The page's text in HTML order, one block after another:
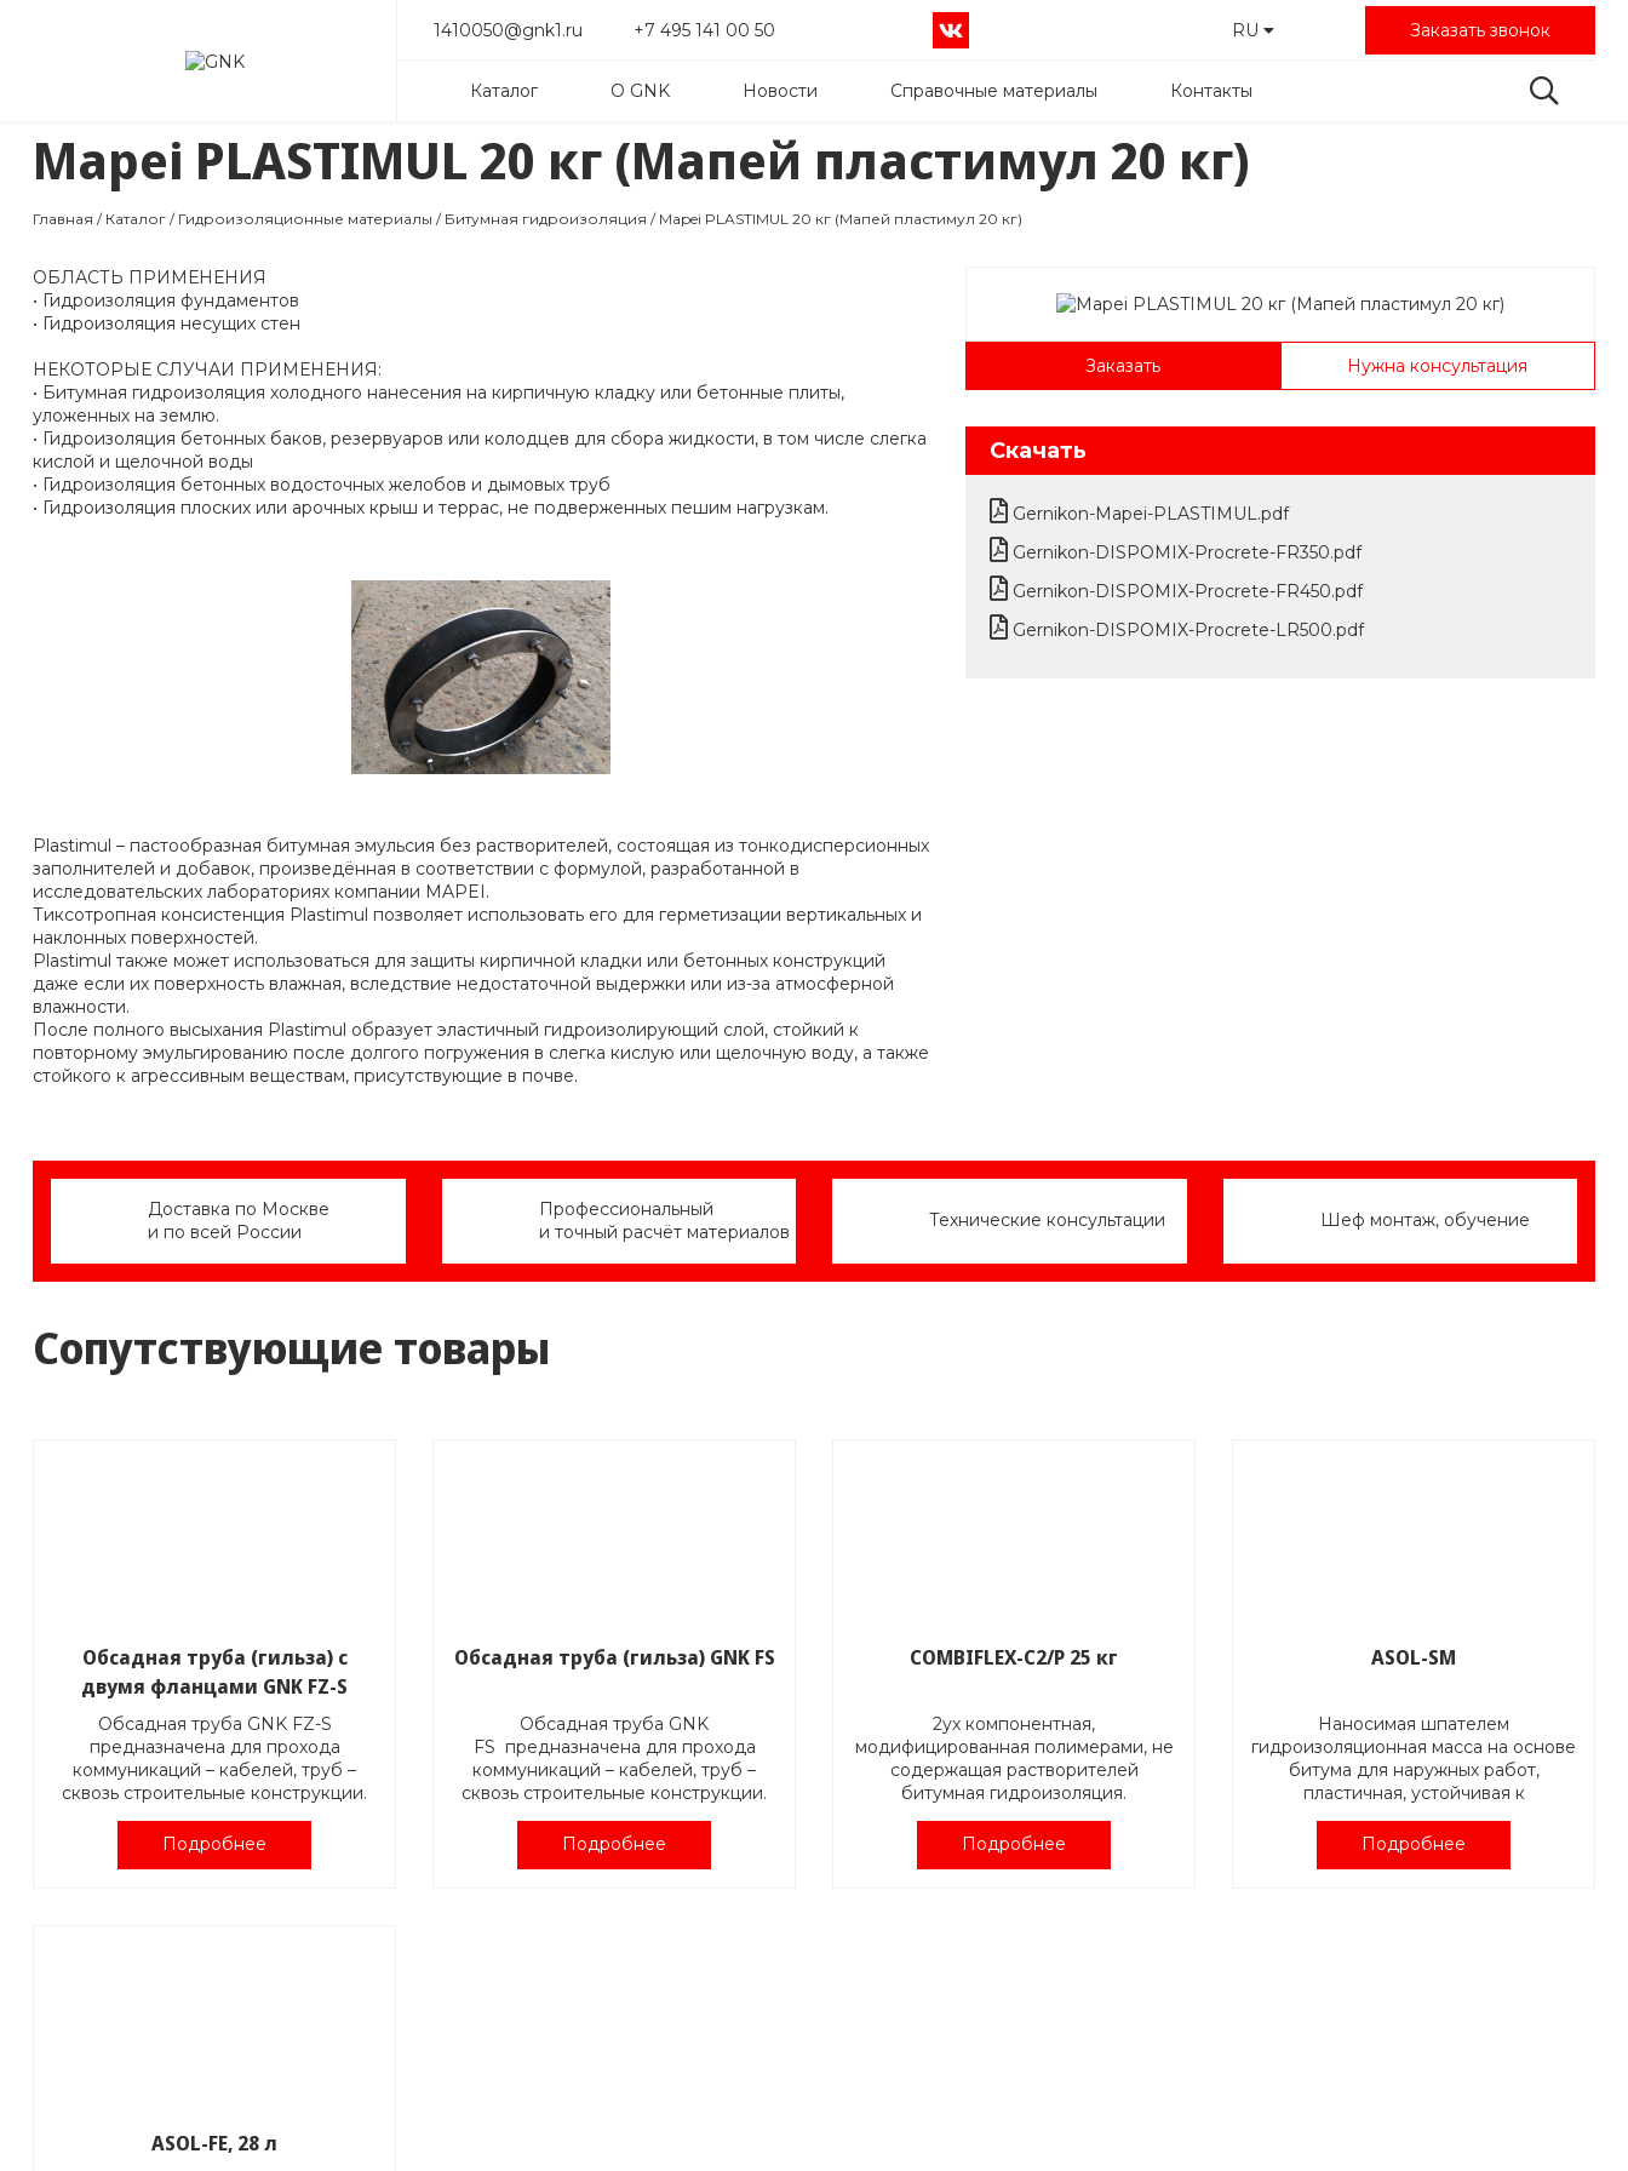
1410050@gnk1.ru +7 495 141 00 50 RU Заказать звонок
Каталог О GNK Новости Справочные материалы Контакты
Mapei PLASTIMUL 20 кг (Мапей пластимул 20 кг)
Главная / Каталог / Гидроизоляционные материалы / Битумная гидроизоляция / Mapei PLASTIMUL 20 кг (Мапей пластимул 20 кг)
ОБЛАСТЬ ПРИМЕНЕНИЯ
• Гидроизоляция фундаментов
• Гидроизоляция несущих стен
НЕКОТОРЫЕ СЛУЧАИ ПРИМЕНЕНИЯ:
• Битумная гидроизоляция холодного нанесения на кирпичную кладку или бетонные плиты,
уложенных на землю.
• Гидроизоляция бетонных баков, резервуаров или колодцев для сбора жидкости, в том числе слегка
кислой и щелочной воды
• Гидроизоляция бетонных водосточных желобов и дымовых труб
• Гидроизоляция плоских или арочных крыш и террас, не подверженных пешим нагрузкам.
Plastimul – пастообразная битумная эмульсия без растворителей, состоящая из тонкодисперсионных
заполнителей и добавок, произведённая в соответствии с формулой, разработанной в
исследовательских лабораториях компании МAPEI.
Тиксотропная консистенция Plastimul позволяет использовать его для герметизации вертикальных и
наклонных поверхностей.
Plastimul также может использоваться для защиты кирпичной кладки или бетонных конструкций
даже если их поверхность влажная, вследствие недостаточной выдержки или из-за атмосферной
влажности.
После полного высыхания Plastimul образует эластичный гидроизолирующий слой, стойкий к
повторному эмульгированию после долгого погружения в слегка кислую или щелочную воду, а также
стойкого к агрессивным веществам, присутствующие в почве.
Заказать Нужна консультация
Скачать
Gernikon-Mapei-PLASTIMUL.pdf
Gernikon-DISPOMIX-Procrete-FR350.pdf
Gernikon-DISPOMIX-Procrete-FR450.pdf
Gernikon-DISPOMIX-Procrete-LR500.pdf
Доставка по Москве
и по всей России
Профессиональный
и точный расчёт материалов
Технические консультации Шеф монтаж, обучение
Сопутствующие товары
Обсадная труба (гильза) с
двумя фланцами GNK FZ-S
Обсадная труба GNK FZ-S
предназначена для прохода
коммуникаций – кабелей, труб –
сквозь строительные конструкции.
Идеальное решение для
мембранной/рулонной
Подробнее
Обсадная труба (гильза) GNK FS
Обсадная труба GNK
FS предназначена для прохода
коммуникаций – кабелей, труб –
сквозь строительные конструкции.
Гильза замоноличивается в
конструкцию и имеет хорошую
Подробнее
COMBIFLEX-C2/P 25 кг
2ух компонентная,
модифицированная полимерами, не
содержащая растворителей
битумная гидроизоляция.
Гидроизоляционный материал
согласно DIN 18195, DIN 18533-3 и
Подробнее
ASOL-SM
Наносимая шпателем
гидроизоляционная масса на основе
битума для наружных работ,
пластичная, устойчивая к
ультрафиолету, прочная,
содержащая растворители
Подробнее
ASOL-FE, 28 л